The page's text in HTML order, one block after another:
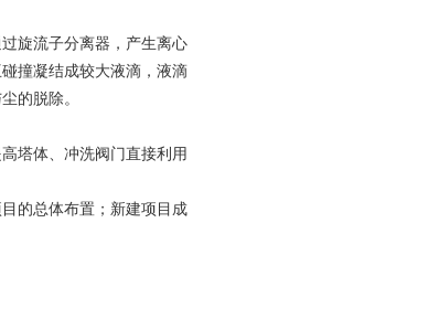
旋流子分离器，产生离心
撞凝结成较大液滴，液滴
的脱除。
塔体、冲洗阀门直接利用
的总体布置；新建项目成